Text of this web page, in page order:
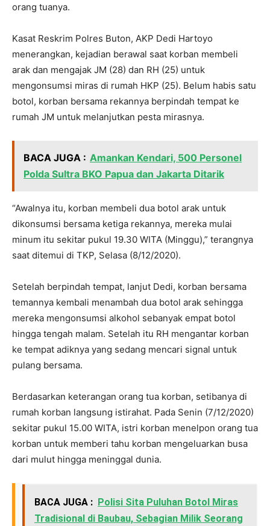
orang tuanya.
Kasat Reskrim Polres Buton, AKP Dedi Hartoyo
menerangkan, kejadian berawal saat korban membeli
arak dan mengajak JM (28) dan RH (25) untuk
mengonsumsi miras di rumah HKP (25). Belum habis satu
botol, korban bersama rekannya berpindah tempat ke
rumah JM untuk melanjutkan pesta mirasnya.
BACA JUGA : Amankan Kendari, 500 Personel
Polda Sultra BKO Papua dan Jakarta Ditarik
“Awalnya itu, korban membeli dua botol arak untuk
dikonsumsi bersama ketiga rekannya, mereka mulai
minum itu sekitar pukul 19.30 WITA (Minggu),” terangnya
saat ditemui di TKP, Selasa (8/12/2020).
Setelah berpindah tempat, lanjut Dedi, korban bersama
temannya kembali menambah dua botol arak sehingga
mereka mengonsumsi alkohol sebanyak empat botol
hingga tengah malam. Setelah itu RH mengantar korban
ke tempat adiknya yang sedang mencari signal untuk
pulang bersama.
Berdasarkan keterangan orang tua korban, setibanya di
rumah korban langsung istirahat. Pada Senin (7/12/2020)
sekitar pukul 15.00 WITA, istri korban menelpon orang tua
korban untuk memberi tahu korban mengeluarkan busa
dari mulut hingga meninggal dunia.
BACA JUGA : Polisi Sita Puluhan Botol Miras
Tradisional di Baubau, Sebagian Milik Seorang